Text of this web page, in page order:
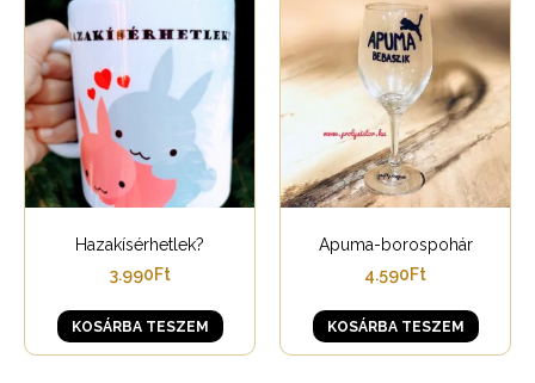
Hazakísérhetlek?
3.990Ft
KOSÁRBA TESZEM
Apuma-borospohár
4.590Ft
KOSÁRBA TESZEM